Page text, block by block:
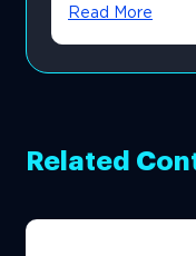
Read More
Related